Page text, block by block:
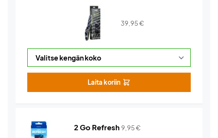
39,95€
Laita koriin
2 Go Refresh9,95€